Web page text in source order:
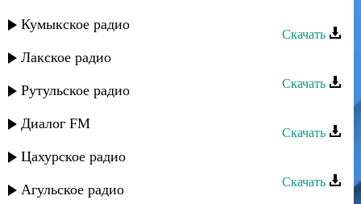
Кумыкское радио
Лакское радио
Рутульское радио
Диалог FM
Цахурское радио
Агульское радио
Скачать
Тарлан Мамедов - Вун патал зи яр
Скачать
Скачать
Тарлан Мамедов - Иер руш
Скачать